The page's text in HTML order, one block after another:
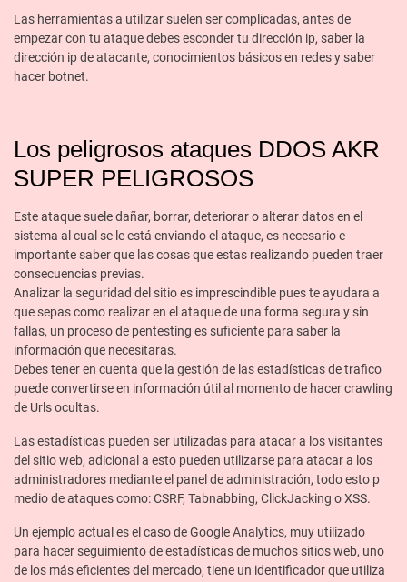
Las herramientas a utilizar suelen ser complicadas, antes de
empezar con tu ataque debes esconder tu dirección ip, saber la
dirección ip de atacante, conocimientos básicos en redes y saber
hacer botnet.
Los peligrosos ataques DDOS AKR
SUPER PELIGROSOS
Este ataque suele dañar, borrar, deteriorar o alterar datos en el
sistema al cual se le está enviando el ataque, es necesario e
importante saber que las cosas que estas realizando pueden traer
consecuencias previas.
Analizar la seguridad del sitio es imprescindible pues te ayudara a
que sepas como realizar en el ataque de una forma segura y sin
fallas, un proceso de pentesting es suficiente para saber la
información que necesitaras.
Debes tener en cuenta que la gestión de las estadísticas de trafico
puede convertirse en información útil al momento de hacer crawling
de Urls ocultas.
Las estadísticas pueden ser utilizadas para atacar a los visitantes
del sitio web, adicional a esto pueden utilizarse para atacar a los
administradores mediante el panel de administración, todo esto p
medio de ataques como: CSRF, Tabnabbing, ClickJacking o XSS.
Un ejemplo actual es el caso de Google Analytics, muy utilizado
para hacer seguimiento de estadísticas de muchos sitios web, uno
de los más eficientes del mercado, tiene un identificador que utiliza